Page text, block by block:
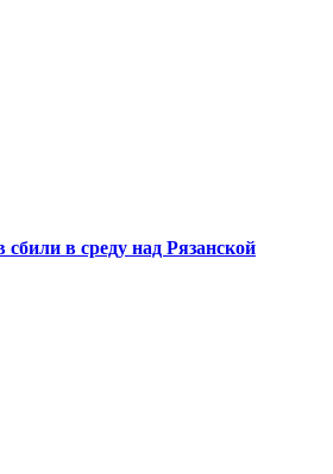
сбили в среду над Рязанской